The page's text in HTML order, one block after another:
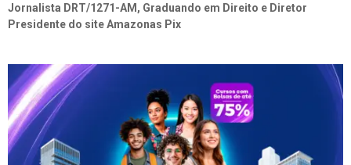
Jornalista DRT/1271-AM, Graduando em Direito e Diretor
Presidente do site Amazonas Pix